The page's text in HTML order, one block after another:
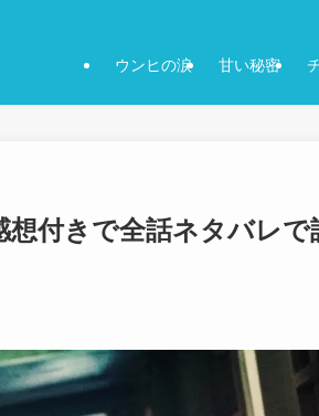
ウンヒの涙 甘い秘密
付きで全話ネタバレで